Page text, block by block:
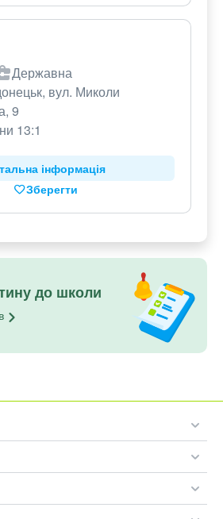
Державна
вул. Миколи
9
13:1
інформація
Зберегти
до школи